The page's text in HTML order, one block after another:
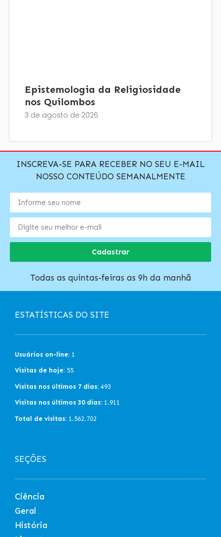
Epistemologia da Religiosidade
nos Quilombos
3 de agosto de 2026
INSCREVA-SE PARA RECEBER NO SEU E-MAIL
NOSSO CONTEÚDO SEMANALMENTE
Cadastrar
Todas as quintas-feiras as 9h da manhã
ESTATÍSTICAS DO SITE
Usuários on-line: 1
Visitas de hoje: 55
Visitas nos últimos 7 dias: 493
Visitas nos últimos 30 dias: 1.911
Total de visitas: 1.562.702
SEÇÕES
Ciência
Geral
História